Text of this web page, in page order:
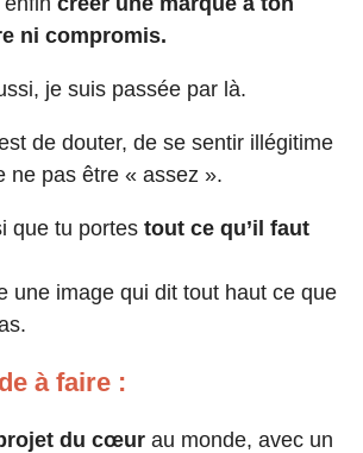
ni compromis.
je suis passée par là.
de douter, de se sentir illégitime
ne pas être « assez ».
que tu portes tout ce qu’il faut
une image qui dit tout haut ce que
à faire :
du cœur au monde, avec un